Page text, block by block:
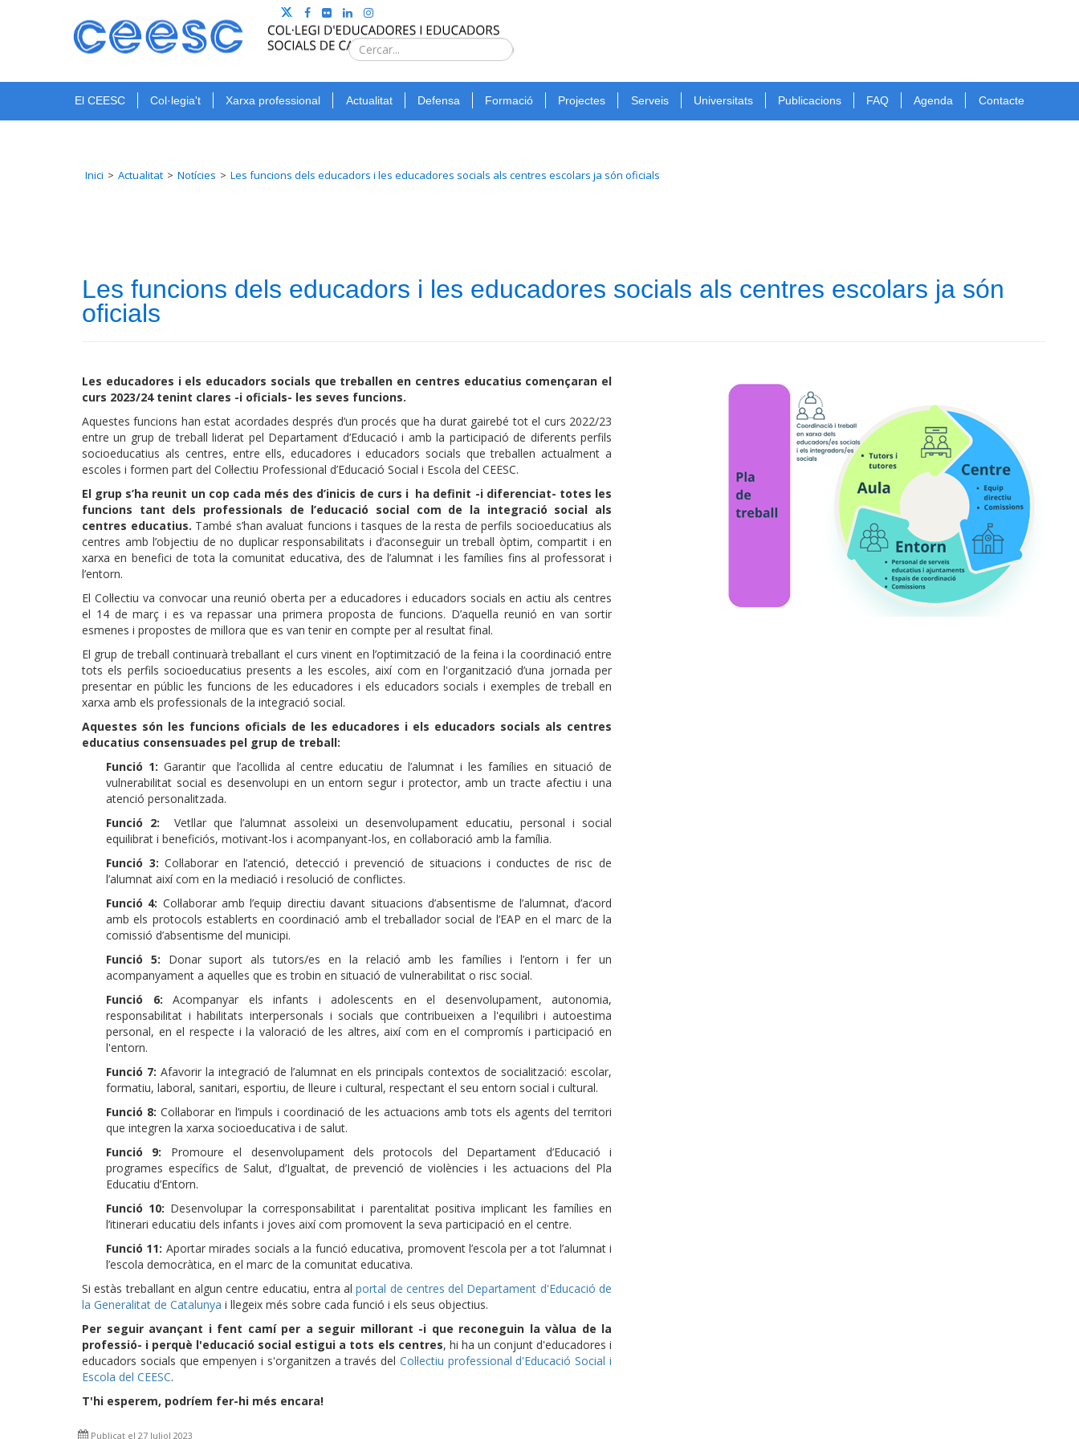
Type 2 or
for
results.
Cerca
El CEESC Col·legia't Xarxa professional Actualitat Defensa Formació Projectes Serveis Universitats Publicacions FAQ Agenda Contacte
Inici Actualitat Notícies Les funcions dels educadors i les educadores socials als centres escolars ja són oficials
Les funcions dels educadors i les educadores socials als centres escolars ja són
oficials
Les educadores i els educadors socials que treballen en centres educatius començaran el
curs 2023/24 tenint clares -i oficials- les seves funcions.
Aquestes funcions han estat acordades després d’un procés que ha durat gairebé tot el curs 2022/23
entre un grup de treball liderat pel Departament d’Educació i amb la participació de diferents perfils
socioeducatius als centres, entre ells, educadores i educadors socials que treballen actualment a
escoles i formen part del Col·lectiu Professional d’Educació Social i Escola del CEESC.
El grup s’ha reunit un cop cada més des d’inicis de curs i ha definit -i diferenciat- totes les
funcions tant dels professionals de l’educació social com de la integració social als
centres educatius. També s’han avaluat funcions i tasques de la resta de perfils socioeducatius als
centres amb l’objectiu de no duplicar responsabilitats i d’aconseguir un treball òptim, compartit i en
xarxa en benefici de tota la comunitat educativa, des de l’alumnat i les famílies fins al professorat i
l’entorn.
El Col·lectiu va convocar una reunió oberta per a educadores i educadors socials en actiu als centres
el 14 de març i es va repassar una primera proposta de funcions. D’aquella reunió en van sortir
esmenes i propostes de millora que es van tenir en compte per al resultat final.
El grup de treball continuarà treballant el curs vinent en l’optimització de la feina i la coordinació entre
tots els perfils socioeducatius presents a les escoles, així com en l'organització d’una jornada per
presentar en públic les funcions de les educadores i els educadors socials i exemples de treball en
xarxa amb els professionals de la integració social.
Aquestes són les funcions oficials de les educadores i els educadors socials als centres
educatius consensuades pel grup de treball:
Funció 1: Garantir que l’acollida al centre educatiu de l’alumnat i les famílies en situació de
vulnerabilitat social es desenvolupi en un entorn segur i protector, amb un tracte afectiu i una
atenció personalitzada.
Funció 2:
Vetllar que l’alumnat assoleixi un desenvolupament educatiu, personal i social
equilibrat i beneficiós, motivant-los i acompanyant-los, en col·laboració amb la família.
Funció 3: Col·laborar en l’atenció, detecció i prevenció de situacions i conductes de risc de
l’alumnat així com en la mediació i resolució de conflictes.
Funció 4: Col·laborar amb l’equip directiu davant situacions d’absentisme de l’alumnat, d’acord
amb els protocols establerts en coordinació amb el treballador social de l’EAP en el marc de la
comissió d’absentisme del municipi.
Funció 5: Donar suport als tutors/es en la relació amb les famílies i l’entorn i fer un
acompanyament a aquelles que es trobin en situació de vulnerabilitat o risc social.
Funció 6: Acompanyar els infants i adolescents en el desenvolupament, autonomia,
responsabilitat i habilitats interpersonals i socials que contribueixen a l'equilibri i autoestima
personal, en el respecte i la valoració de les altres, així com en el compromís i participació en
l'entorn.
Funció 7: Afavorir la integració de l’alumnat en els principals contextos de socialització: escolar,
formatiu, laboral, sanitari, esportiu, de lleure i cultural, respectant el seu entorn social i cultural.
Funció 8: Col·laborar en l’impuls i coordinació de les actuacions amb tots els agents del territori
que integren la xarxa socioeducativa i de salut.
Funció 9: Promoure el desenvolupament dels protocols del Departament d’Educació i
programes específics de Salut, d’Igualtat, de prevenció de violències i les actuacions del Pla
Educatiu d’Entorn.
Funció 10: Desenvolupar la corresponsabilitat i parentalitat positiva implicant les famílies en
l’itinerari educatiu dels infants i joves així com promovent la seva participació en el centre.
Funció 11: Aportar mirades socials a la funció educativa, promovent l’escola per a tot l’alumnat i
l’escola democràtica, en el marc de la comunitat educativa.
Si estàs treballant en algun centre educatiu, entra alportal de centres del Departament d'Educació de
la Generalitat de Catalunya i llegeix més sobre cada funció i els seus objectius.
Per seguir avançant i fent camí per a seguir millorant -i que reconeguin la vàlua de la
professió- i perquè l'educació social estigui a tots els centres, hi ha un conjunt d'educadores i
educadors socials que empenyen i s'organitzen a través del Col·lectiu professional d'Educació Social i
Escola del CEESC.
T'hi esperem, podríem fer-hi més encara!
Publicat el 27 Juliol 2023